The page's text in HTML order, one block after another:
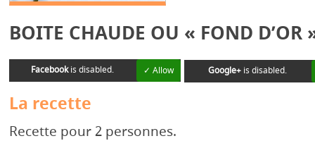
BOITE CHAUDE OU « FOND D’OR
Facebookis disabled. ✓ Allow Google+ is disabled.
La recette
Recette pour 2 personnes.